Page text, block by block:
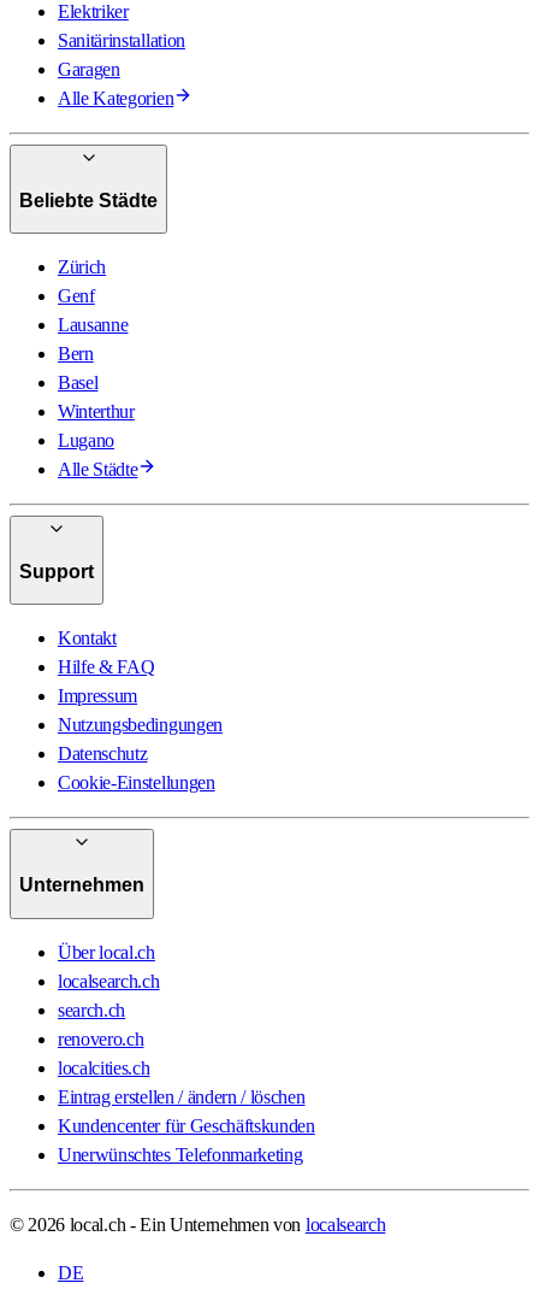
Elektriker
Sanitärinstallation
Garagen
Alle Kategorien
Beliebte Städte
Zürich
Genf
Lausanne
Bern
Basel
Winterthur
Lugano
Alle Städte
Support
Kontakt
Hilfe & FAQ
Impressum
Nutzungsbedingungen
Datenschutz
Cookie-Einstellungen
Unternehmen
Über local.ch
localsearch.ch
search.ch
renovero.ch
localcities.ch
Eintrag erstellen / ändern / löschen
Kundencenter für Geschäftskunden
Unerwünschtes Telefonmarketing
© 2026 local.ch - Ein Unternehmen von localsearch
DE